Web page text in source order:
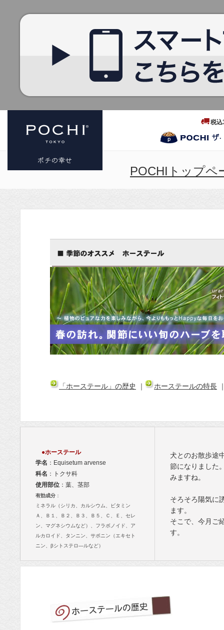
ドッグフー
通販 POCHI
- ポチ公式サ
税込
POCHIトップペ
「ホーステール」の歴史 ｜ ホーステールの特長
●ホーステール
学名 ：Equisetum arvense
科名 ：トクサ科
使用部位 ：葉、茎部
有効成分 ：
ミネラル（シリカ、カルシウム、ビタミン
Ａ、Ｂ１、Ｂ２、Ｂ３、Ｂ５、Ｃ、Ｅ、セレ
ン、マグネシウムなど）、フラボノイド、ア
ルカロイド、タンニン、サポニン（エキセト
ニン、βシトステロ―ルなど）
犬とのお散歩途
節になりました
みますね。
そろそろ陽気に
ます。
そこで、今月ご
す。